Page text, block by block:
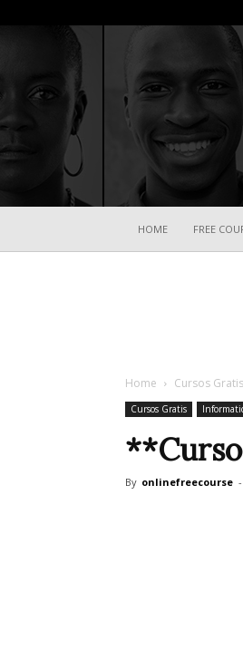
HOME FREE
Home Cursos Gratis
Cursos Gratis
By onlinefreecourse -